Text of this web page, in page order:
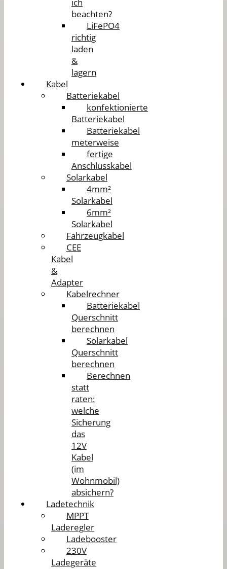
beachten?
LiFePO4
richtig
laden
&
lagern
Kabel
Batteriekabel
konfektionierte
Batteriekabel
Batteriekabel
meterweise
fertige
Anschlusskabel
Solarkabel
4mm²
Solarkabel
6mm²
Solarkabel
Fahrzeugkabel
CEE
Kabel
&
Adapter
Kabelrechner
Batteriekabel
Querschnitt
berechnen
Solarkabel
Querschnitt
berechnen
Berechnen
statt
raten:
welche
Sicherung
das
12V
Kabel
(im
Wohnmobil)
absichern?
Ladetechnik
MPPT
Laderegler
Ladebooster
230V
Ladegeräte